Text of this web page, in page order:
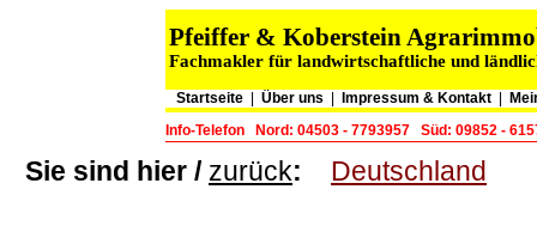
Pfeiffer & Koberstein
Fachmakler für landwirtschaftliche und
Startseite Über uns Impressum & Kontakt
Info-Telefon
Nord: 04503 - 7793957 Süd: 09852 -
Sie sind hier / zurück: Deutschland